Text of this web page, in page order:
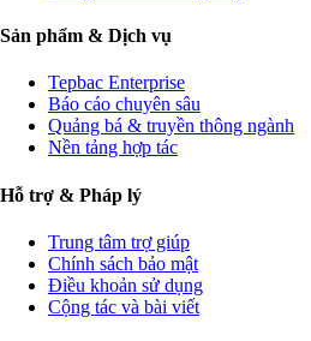
Sản phẩm & Dịch vụ
Tepbac Enterprise
Báo cáo chuyên sâu
Quảng bá & truyền thông ngành
Nền tảng hợp tác
Hỗ trợ & Pháp lý
Trung tâm trợ giúp
Chính sách bảo mật
Điều khoản sử dụng
Cộng tác và bài viết